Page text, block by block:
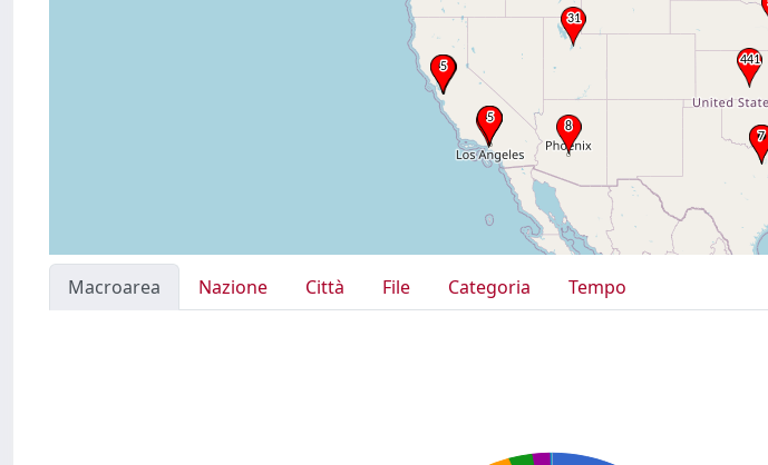
Macroarea Nazione Città File Categoria
Tempo